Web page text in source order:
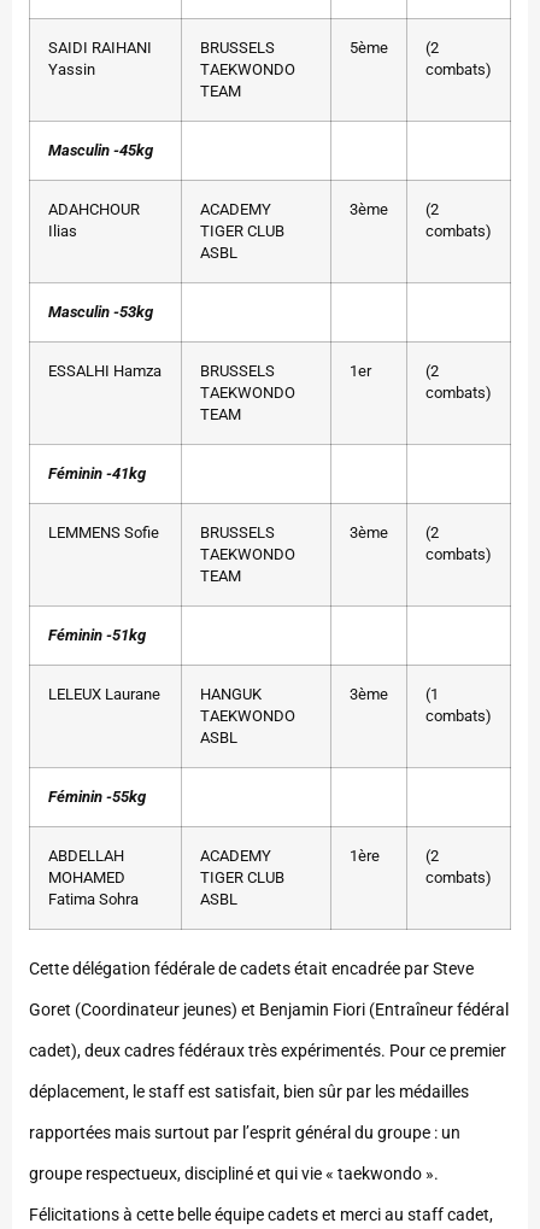
SAIDI RAIHANI
Yassin
BRUSSELS
TAEKWONDO
TEAM
5ème
(2
combats)
Masculin -45kg
ADAHCHOUR
Ilias
ACADEMY
TIGER CLUB
ASBL
3ème
(2
combats)
Masculin -53kg
ESSALHI Hamza
BRUSSELS
TAEKWONDO
TEAM
1er
(2
combats)
Féminin -41kg
LEMMENS Sofie
BRUSSELS
TAEKWONDO
TEAM
3ème
(2
combats)
Féminin -51kg
LELEUX Laurane
HANGUK
TAEKWONDO
ASBL
3ème
(1
combats)
Féminin -55kg
ABDELLAH
MOHAMED
Fatima Sohra
ACADEMY
TIGER CLUB
ASBL
1ère
(2
combats)
Cette délégation fédérale de cadets était encadrée par Steve
Goret (Coordinateur jeunes) et Benjamin Fiori (Entraîneur fédéral
cadet), deux cadres fédéraux très expérimentés. Pour ce premier
déplacement, le staff est satisfait, bien sûr par les médailles
rapportées mais surtout par l’esprit général du groupe : un
groupe respectueux, discipliné et qui vie « taekwondo ».
Félicitations à cette belle équipe cadets et merci au staff cadet,